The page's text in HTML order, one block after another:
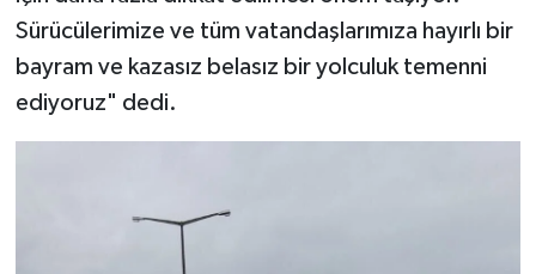
Sürücülerimize ve tüm vatandaşlarımıza hayırlı bir
bayram ve kazasız belasız bir yolculuk temenni
ediyoruz" dedi.